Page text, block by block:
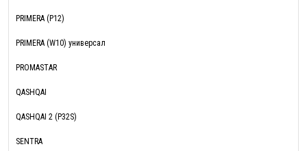
PRIMERA (P12)
PRIMERA (W10) универсал
PROMASTAR
QASHQAI
QASHQAI 2 (P32S)
SENTRA